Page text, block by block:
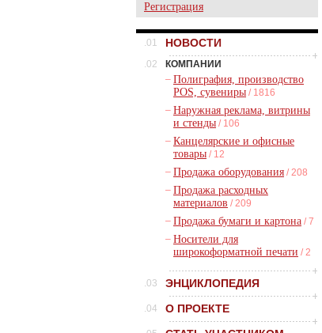
Регистрация
.01 НОВОСТИ
.02
КОМПАНИИ
– Полиграфия, производство
POS, сувениры / 1816
– Наружная реклама, витрины
и стенды / 106
– Канцелярские и офисные
товары / 12
– Продажа оборудования / 208
– Продажа расходных
материалов / 209
– Продажа бумаги и картона / 7
– Носители для
широкоформатной печати / 2
.03 ЭНЦИКЛОПЕДИЯ
.04 О ПРОЕКТЕ